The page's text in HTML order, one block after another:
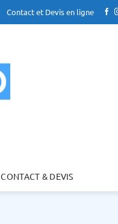
Contact et Devis en ligne
CONTACT & DEVIS